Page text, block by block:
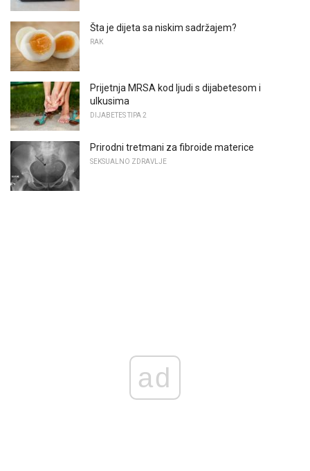
Šta je dijeta sa niskim sadržajem?
RAK
Prijetnja MRSA kod ljudi s dijabetesom i
ulkusima
DIJABETES TIPA 2
Prirodni tretmani za fibroide materice
SEKSUALNO ZDRAVLJE
ad